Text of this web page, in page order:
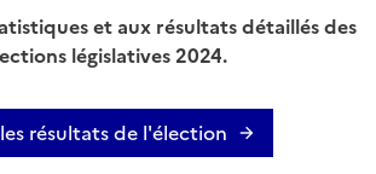
et aux résultats détaillés des
législatives 2024.
résultats de l'élection